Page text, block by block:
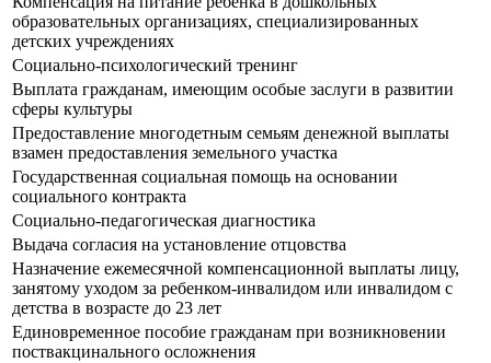
образовательных организациях, специализированных
детских учреждениях
Социально-психологический тренинг
Выплата гражданам, имеющим особые заслуги в развитии
сферы культуры
Предоставление многодетным семьям денежной выплаты
взамен предоставления земельного участка
Государственная социальная помощь на основании
социального контракта
Социально-педагогическая диагностика
Выдача согласия на установление отцовства
Назначение ежемесячной компенсационной выплаты лицу,
занятому уходом за ребенком-инвалидом или инвалидом с
детства в возрасте до 23 лет
Единовременное пособие гражданам при возникновении
поствакцинального осложнения